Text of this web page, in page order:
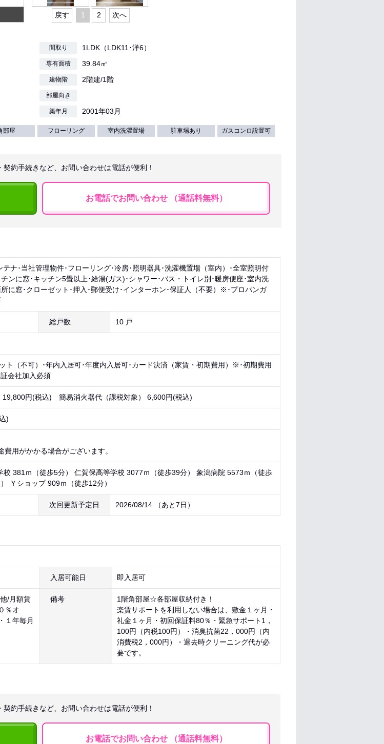
戻す 1 2 次へ
間取り 1LDK（LDK11･洋6）
専有面積 39.84㎡
建物階 2階建/1階
部屋向き
築年月 2001年03月
部屋 フローリング 室内洗濯置場 駐車場あり ガスコンロ設置可
約手続きなど、お問い合わせは電話が便利！
お電話でお問い合わせ （通話料無料）
ナ･当社管理物件･フローリング･冷房･照明器具･洗濯機置場（室内）･全室照明付
ンに窓･キッチン5畳以上･給湯(ガス)･シャワー･バス・トイレ別･暖房便座･室内洗
に窓･クローゼット･押入･郵便受け･インターホン･保証人（不要）※･プロパンガ
総戸数 10 戸
ト（不可）･年内入居可･年度内入居可･カード決済（家賃・初期費用）※･初期費用
会社加入必須
円(税込) 簡易消火器代（課税対象） 6,600円(税込)
)
用がかかる場合がございます。
381ｍ（徒歩5分） 仁賀保高等学校 3077ｍ（徒歩39分） 象潟病院 5573ｍ（徒歩
Ｙショップ 909ｍ（徒歩12分）
次回更新予定日 2026/08/14 （あと7日 ）
入居可能日 即入居可
/月額賃
％オ
１年毎月
備考
1階角部屋☆各部屋収納付き！
楽賃サポートを利用しない場合は、敷金１ヶ月・
礼金１ヶ月・初回保証料80％・緊急サポート1，
100円（内税100円）・消臭抗菌22，000円（内
消費税2，000円）・退去時クリーニング代が必
要です。
約手続きなど、お問い合わせは電話が便利！
お電話でお問い合わせ （通話料無料）